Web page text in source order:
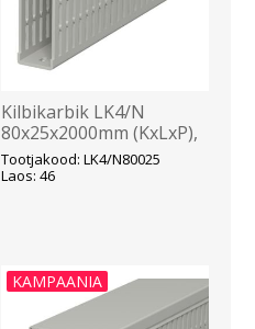
Kilbikarbik LK4/N
80x25x2000mm (KxLxP),
hall, OBO
Tootjakood: LK4/N80025
Laos: 46
KAMPAANIA